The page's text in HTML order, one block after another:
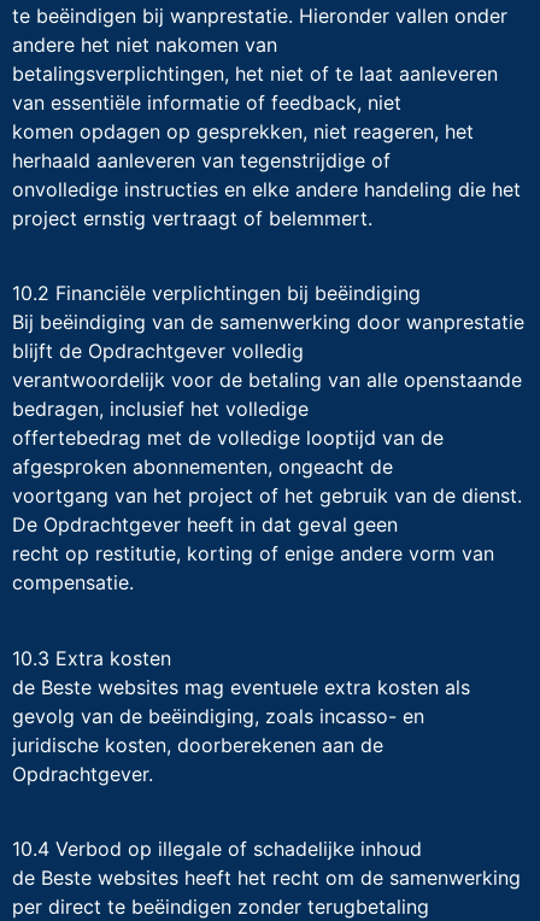
te beëindigen bij wanprestatie. Hieronder vallen onder
andere het niet nakomen van
betalingsverplichtingen, het niet of te laat aanleveren
van essentiële informatie of feedback, niet
komen opdagen op gesprekken, niet reageren, het
herhaald aanleveren van tegenstrijdige of
onvolledige instructies en elke andere handeling die het
project ernstig vertraagt of belemmert.
10.2 Financiële verplichtingen bij beëindiging
Bij beëindiging van de samenwerking door wanprestatie
blijft de Opdrachtgever volledig
verantwoordelijk voor de betaling van alle openstaande
bedragen, inclusief het volledige
offertebedrag met de volledige looptijd van de
afgesproken abonnementen, ongeacht de
voortgang van het project of het gebruik van de dienst.
De Opdrachtgever heeft in dat geval geen
recht op restitutie, korting of enige andere vorm van
compensatie.
10.3 Extra kosten
de Beste websites mag eventuele extra kosten als
gevolg van de beëindiging, zoals incasso- en
juridische kosten, doorberekenen aan de
Opdrachtgever.
10.4 Verbod op illegale of schadelijke inhoud
de Beste websites heeft het recht om de samenwerking
per direct te beëindigen zonder terugbetaling